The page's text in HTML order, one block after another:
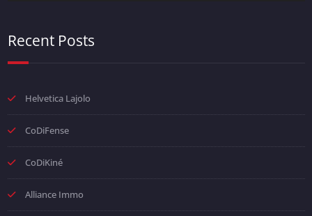
Recent Posts
Helvetica Lajolo
CoDiFense
CoDiKiné
Alliance Immo